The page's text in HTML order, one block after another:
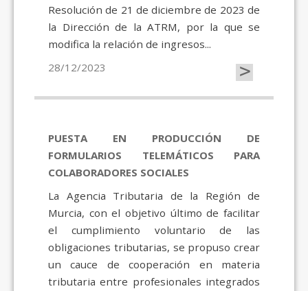
Resolución de 21 de diciembre de 2023 de
la Dirección de la ATRM, por la que se
modifica la relación de ingresos...
28/12/2023
>
PUESTA EN PRODUCCIÓN DE
FORMULARIOS TELEMÁTICOS PARA
COLABORADORES SOCIALES
La Agencia Tributaria de la Región de
Murcia, con el objetivo último de facilitar
el cumplimiento voluntario de las
obligaciones tributarias, se propuso crear
un cauce de cooperación en materia
tributaria entre profesionales integrados